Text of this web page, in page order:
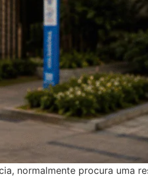
normalmente procura uma